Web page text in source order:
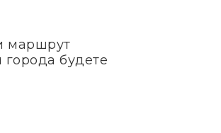
маршрут
будете